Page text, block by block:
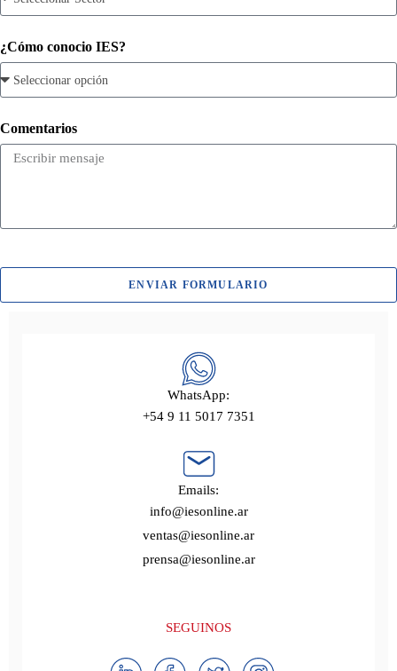
¿Cómo conocio IES?
Comentarios
ENVIAR FORMULARIO
WhatsApp:
+54 9 11 5017 7351
Emails:
info@iesonline.ar
ventas@iesonline.ar
prensa@iesonline.ar
SEGUINOS